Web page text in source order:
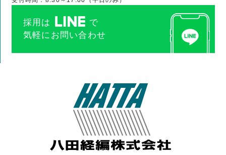
採用は
で
気軽にお問い合わせ